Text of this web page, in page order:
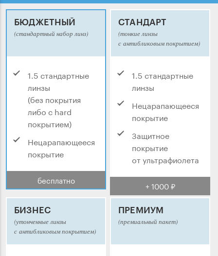
БЮДЖЕТНЫЙ
(стандартный набор линз)
1.5 стандартные
линзы
(без покрытия
либо с hard
покрытием)
Нецарапающееся
покрытие
бесплатно
СТАНДАРТ
(тонкие линзы
с антибликовым покрытием)
1.5 стандартные
линзы
Нецарапающееся
покрытие
Защитное
покрытие
от ультрафиолета
+ 1000 ₽
БИЗНЕС
(утонченные линзы
с антибликовым покрытием)
ПРЕМИУМ
(премиальный пакет)